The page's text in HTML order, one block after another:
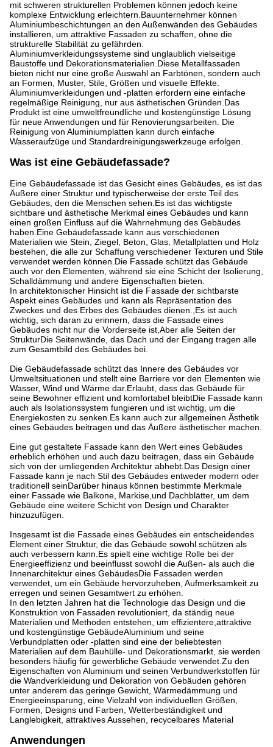
mit schweren strukturellen Problemen können jedoch keine
komplexe Entwicklung erleichtern.Bauunternehmer können
Aluminiumbeschichtungen an den Außenwänden des Gebäudes
installieren, um attraktive Fassaden zu schaffen, ohne die
strukturelle Stabilität zu gefährden.
Aluminiumverkleidungssysteme sind unglaublich vielseitige
Baustoffe und Dekorationsmaterialien.Diese Metallfassaden
bieten nicht nur eine große Auswahl an Farbtönen, sondern auch
an Formen, Muster, Stile, Größen und visuelle Effekte.
Aluminiumverkleidungen und -platten erfordern eine einfache
regelmäßige Reinigung, nur aus ästhetischen Gründen.Das
Produkt ist eine umweltfreundliche und kostengünstige Lösung
für neue Anwendungen und für Renovierungsarbeiten. Die
Reinigung von Aluminiumplatten kann durch einfache
Wasseraufzüge und Standardreinigungswerkzeuge erfolgen.
Was ist eine Gebäudefassade?
Eine Gebäudefassade ist das Gesicht eines Gebäudes, es ist das
Äußere einer Struktur und typischerweise der erste Teil des
Gebäudes, den die Menschen sehen.Es ist das wichtigste
sichtbare und ästhetische Merkmal eines Gebäudes und kann
einen großen Einfluss auf die Wahrnehmung des Gebäudes
haben.Eine Gebäudefassade kann aus verschiedenen
Materialien wie Stein, Ziegel, Beton, Glas, Metallplatten und Holz
bestehen, die alle zur Schaffung verschiedener Texturen und Stile
verwendet werden können.Die Fassade schützt das Gebäude
auch vor den Elementen, während sie eine Schicht der Isolierung,
Schalldämmung und andere Eigenschaften bieten.
In architektonischer Hinsicht ist die Fassade der sichtbarste
Aspekt eines Gebäudes und kann als Repräsentation des
Zweckes und des Erbes des Gebäudes dienen.,Es ist auch
wichtig, sich daran zu erinnern, dass die Fassade eines
Gebäudes nicht nur die Vorderseite ist,Aber alle Seiten der
StrukturDie Seitenwände, das Dach und der Eingang tragen alle
zum Gesamtbild des Gebäudes bei.
Die Gebäudefassade schützt das Innere des Gebäudes vor
Umweltsituationen und stellt eine Barriere vor den Elementen wie
Wasser, Wind und Wärme dar.Erlaubt, dass das Gebäude für
seine Bewohner effizient und komfortabel bleibtDie Fassade kann
auch als Isolationssystem fungieren und ist wichtig, um die
Energiekosten zu senken.Es kann auch zur allgemeinen Ästhetik
eines Gebäudes beitragen und das Äußere ästhetischer machen.
Eine gut gestaltete Fassade kann den Wert eines Gebäudes
erheblich erhöhen und auch dazu beitragen, dass ein Gebäude
sich von der umliegenden Architektur abhebt.Das Design einer
Fassade kann je nach Stil des Gebäudes entweder modern oder
traditionell seinDarüber hinaus können bestimmte Merkmale
einer Fassade wie Balkone, Markise,und Dachblätter, um dem
Gebäude eine weitere Schicht von Design und Charakter
hinzuzufügen.
Insgesamt ist die Fassade eines Gebäudes ein entscheidendes
Element einer Struktur, die das Gebäude sowohl schützen als
auch verbessern kann.Es spielt eine wichtige Rolle bei der
Energieeffizienz und beeinflusst sowohl die Außen- als auch die
Innenarchitektur eines GebäudesDie Fassaden werden
verwendet, um ein Gebäude hervorzuheben, Aufmerksamkeit zu
erregen und seinen Gesamtwert zu erhöhen.
In den letzten Jahren hat die Technologie das Design und die
Konstruktion von Fassaden revolutioniert, da ständig neue
Materialien und Methoden entstehen, um effizientere,attraktive
und kostengünstige GebäudeAluminium und seine
Verbundplatten oder -platten sind eine der beliebtesten
Materialien auf dem Bauhülle- und Dekorationsmarkt, sie werden
besonders häufig für gewerbliche Gebäude verwendet.Zu den
Eigenschaften von Aluminium und seinen Verbundwerkstoffen für
die Wandverkleidung und Dekoration von Gebäuden gehören
unter anderem das geringe Gewicht, Wärmedämmung und
Energieeinsparung, eine Vielzahl von individuellen Größen,
Formen, Designs und Farben, Wetterbeständigkeit und
Langlebigkeit, attraktives Aussehen, recycelbares Material
Anwendungen